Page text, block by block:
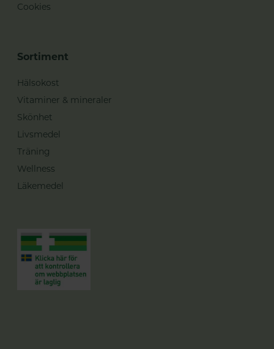
Cookies
Sortiment
Hälsokost
Vitaminer & mineraler
Skönhet
Livsmedel
Träning
Wellness
Läkemedel